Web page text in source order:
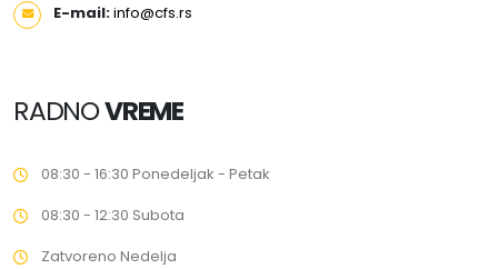
E-mail:info@cfs.rs
RADNOVREME
08:30 - 16:30 Ponedeljak - Petak
08:30 - 12:30 Subota
Zatvoreno Nedelja